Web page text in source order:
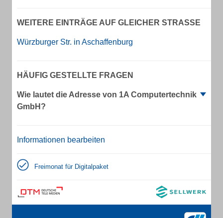
WEITERE EINTRÄGE AUF GLEICHER STRASSE
Würzburger Str. in Aschaffenburg
HÄUFIG GESTELLTE FRAGEN
Wie lautet die Adresse von 1A Computertechnik
GmbH?
Informationen bearbeiten
Freimonat für Digitalpaket